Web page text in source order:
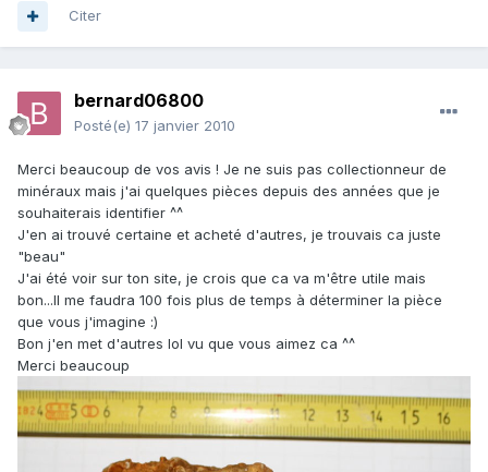
Citer
bernard06800
Posté(e) 17 janvier 2010
Merci beaucoup de vos avis ! Je ne suis pas collectionneur de
minéraux mais j'ai quelques pièces depuis des années que je
souhaiterais identifier ^^
J'en ai trouvé certaine et acheté d'autres, je trouvais ca juste
"beau"
J'ai été voir sur ton site, je crois que ca va m'être utile mais
bon...Il me faudra 100 fois plus de temps à déterminer la pièce
que vous j'imagine :)
Bon j'en met d'autres lol vu que vous aimez ca ^^
Merci beaucoup